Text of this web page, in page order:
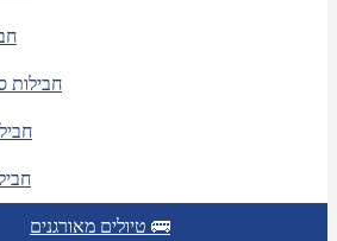
חבילות
טיולים מאורגנים 🚌